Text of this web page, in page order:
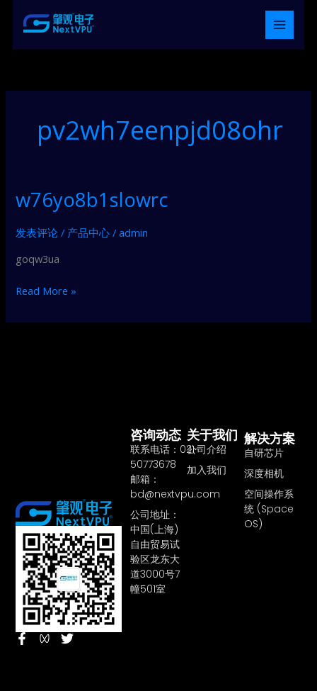
pv2wh7eenpjd08ohr
w76yo8b1slowrc
发表评论 / 产品中心 /admin
goqw3ua
w76yo8b1slowrc
Read More »
F
a
T
解决方案
自研芯片
深度相机
空间操作系
统 (Space
OS)
关于我们
公司介绍
加入我们
咨询动态
联系电话：021-
50773678
邮箱：
bd@nextvpu.com
公司地址：
中国(上海)
自由贸易试
验区龙东大
道3000号7
幢501室